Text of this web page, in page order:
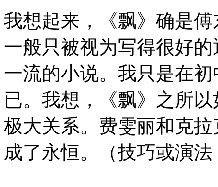
我想起来，《飘》确是
一般只被视为写得很好
一流的小说。我只是在
已。我想，《飘》之所
极大关系。费雯丽和克
成了永恒。（技巧或演